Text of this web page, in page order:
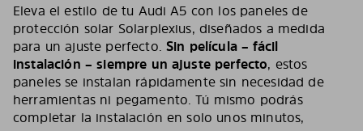
Eleva el estilo de tu Audi A5 con los paneles de
protección solar Solarplexius, diseñados a medida
para un ajuste perfecto.Sin película – fácil
instalación – siempre un ajuste perfecto, estos
paneles se instalan rápidamente sin necesidad de
herramientas ni pegamento. Tú mismo podrás
completar la instalación en solo unos minutos,